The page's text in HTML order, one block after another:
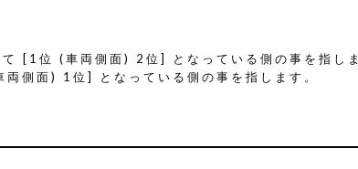
[1位 (車両側面) 2位] となっている側の事を指しま
側面) 1位] となっている側の事を指します。